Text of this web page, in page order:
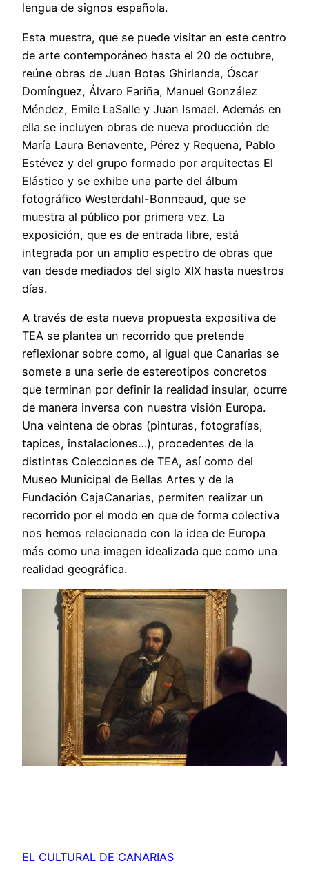
lengua de signos española.
Esta muestra, que se puede visitar en este centro
de arte contemporáneo hasta el 20 de octubre,
reúne obras de Juan Botas Ghirlanda, Óscar
Domínguez, Álvaro Fariña, Manuel González
Méndez, Emile LaSalle y Juan Ismael. Además en
ella se incluyen obras de nueva producción de
María Laura Benavente, Pérez y Requena, Pablo
Estévez y del grupo formado por arquitectas El
Elástico y se exhibe una parte del álbum
fotográfico Westerdahl-Bonneaud, que se
muestra al público por primera vez. La
exposición, que es de entrada libre, está
integrada por un amplio espectro de obras que
van desde mediados del siglo XIX hasta nuestros
días.
A través de esta nueva propuesta expositiva de
TEA se plantea un recorrido que pretende
reflexionar sobre como, al igual que Canarias se
somete a una serie de estereotipos concretos
que terminan por definir la realidad insular, ocurre
de manera inversa con nuestra visión Europa.
Una veintena de obras (pinturas, fotografías,
tapices, instalaciones…), procedentes de la
distintas Colecciones de TEA, así como del
Museo Municipal de Bellas Artes y de la
Fundación CajaCanarias, permiten realizar un
recorrido por el modo en que de forma colectiva
nos hemos relacionado con la idea de Europa
más como una imagen idealizada que como una
realidad geográfica.
EL CULTURAL DE CANARIAS